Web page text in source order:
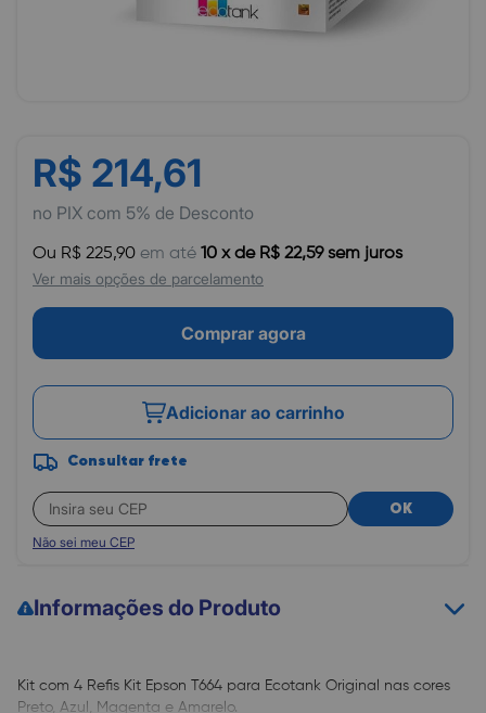
R$ 214,61
no PIX com 5% de Desconto
Ou R$ 225,90 em até 10 x de R$ 22,59 sem juros
Ver mais opções de parcelamento
Comprar agora
Adicionar ao carrinho
Consultar frete
OK
Não sei meu CEP
Informações do Produto
Kit com 4 Refis Kit Epson T664 para Ecotank Original nas cores
Preto, Azul, Magenta e Amarelo.